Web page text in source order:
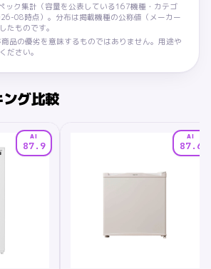
ック集計（ 容量を公表している 167機種・カテゴ
08時点）。分布は掲載機種の公称値（メーカー
たものです。
品の優劣を意味するものではありません。用途や
ださい。
グ比較
AI
87.9
AI
87.6